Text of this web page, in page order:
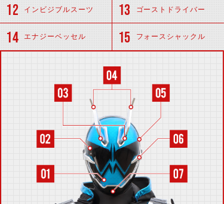
インビジブルスーツ ゴーストドライバー
エナジーベッセル フォースシャックル